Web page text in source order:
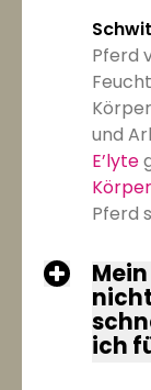
Pferd
und
E’lyte
Pferd
ich